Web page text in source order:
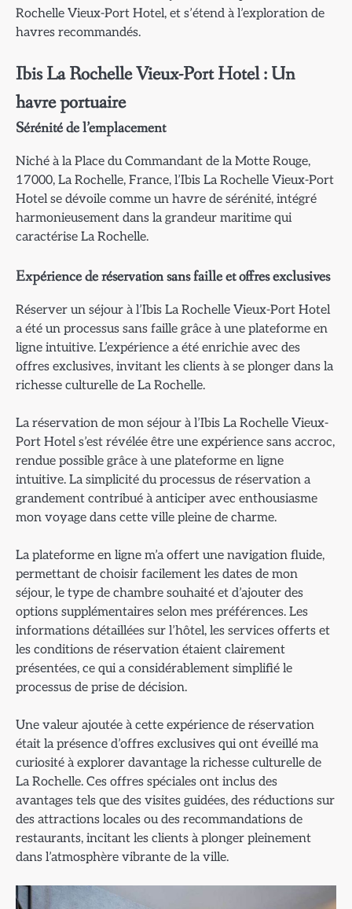
Rochelle Vieux-Port Hotel, et s’étend à l’exploration de
havres recommandés.
Ibis La Rochelle Vieux-Port Hotel : Un
havre portuaire
Sérénité de l’emplacement
Niché à la Place du Commandant de la Motte Rouge,
17000, La Rochelle, France, l’Ibis La Rochelle Vieux-Port
Hotel se dévoile comme un havre de sérénité, intégré
harmonieusement dans la grandeur maritime qui
caractérise La Rochelle.
Expérience de réservation sans faille et offres exclusives
Réserver un séjour à l’Ibis La Rochelle Vieux-Port Hotel
a été un processus sans faille grâce à une plateforme en
ligne intuitive. L’expérience a été enrichie avec des
offres exclusives, invitant les clients à se plonger dans la
richesse culturelle de La Rochelle.
La réservation de mon séjour à l’Ibis La Rochelle Vieux-
Port Hotel s’est révélée être une expérience sans accroc,
rendue possible grâce à une plateforme en ligne
intuitive. La simplicité du processus de réservation a
grandement contribué à anticiper avec enthousiasme
mon voyage dans cette ville pleine de charme.
La plateforme en ligne m’a offert une navigation fluide,
permettant de choisir facilement les dates de mon
séjour, le type de chambre souhaité et d’ajouter des
options supplémentaires selon mes préférences. Les
informations détaillées sur l’hôtel, les services offerts et
les conditions de réservation étaient clairement
présentées, ce qui a considérablement simplifié le
processus de prise de décision.
Une valeur ajoutée à cette expérience de réservation
était la présence d’offres exclusives qui ont éveillé ma
curiosité à explorer davantage la richesse culturelle de
La Rochelle. Ces offres spéciales ont inclus des
avantages tels que des visites guidées, des réductions sur
des attractions locales ou des recommandations de
restaurants, incitant les clients à plonger pleinement
dans l’atmosphère vibrante de la ville.